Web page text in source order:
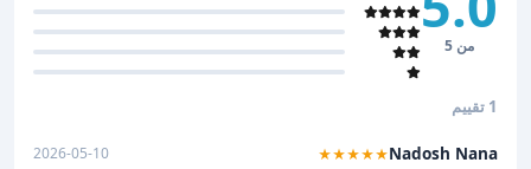
من 5
1 تقييم
Nadosh Nana
★★★★★
2026-05-10